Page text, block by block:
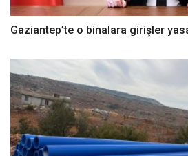
Gaziantep’te o binalara girişler